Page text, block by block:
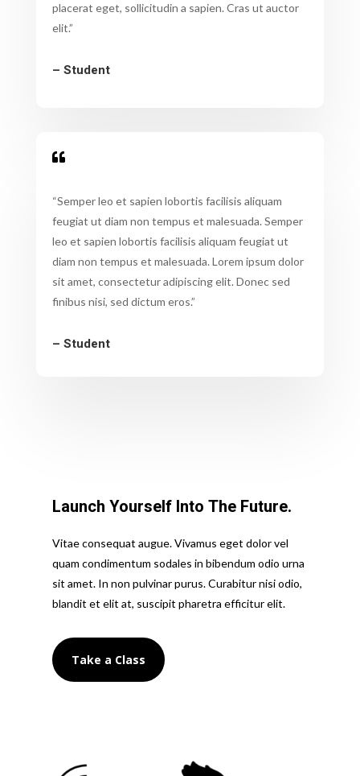
placerat eget, sollicitudin a sapien. Cras ut auctor
elit.”
– Student

“Semper leo et sapien lobortis facilisis aliquam
feugiat ut diam non tempus et malesuada. Semper
leo et sapien lobortis facilisis aliquam feugiat ut
diam non tempus et malesuada. Lorem ipsum dolor
sit amet, consectetur adipiscing elit. Donec sed
finibus nisi, sed dictum eros.”
– Student
Launch Yourself Into The Future.
Vitae consequat augue. Vivamus eget dolor vel
quam condimentum sodales in bibendum odio urna
sit amet. In non pulvinar purus. Curabitur nisi odio,
blandit et elit at, suscipit pharetra efficitur elit.
Take a Class